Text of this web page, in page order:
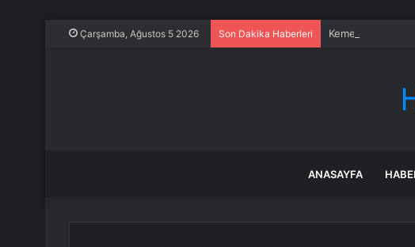
Çarşamba, Ağustos 5 2026 Son Dakika Haberleri
ANASAYFA